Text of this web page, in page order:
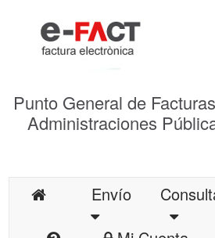
Punto General de
Administraciones
Envío